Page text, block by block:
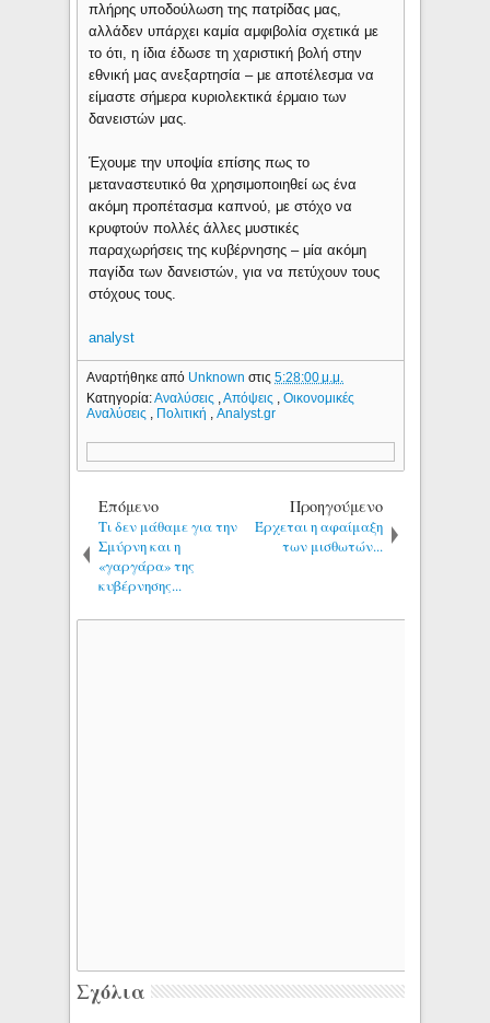
πλήρης υποδούλωση της πατρίδας μας,
αλλάδεν υπάρχει καμία αμφιβολία σχετικά με
το ότι, η ίδια έδωσε τη χαριστική βολή στην
εθνική μας ανεξαρτησία – με αποτέλεσμα να
είμαστε σήμερα κυριολεκτικά έρμαιο των
δανειστών μας.
Έχουμε την υποψία επίσης πως το
μεταναστευτικό θα χρησιμοποιηθεί ως ένα
ακόμη προπέτασμα καπνού, με στόχο να
κρυφτούν πολλές άλλες μυστικές
παραχωρήσεις της κυβέρνησης – μία ακόμη
παγίδα των δανειστών, για να πετύχουν τους
στόχους τους.
analyst
Αναρτήθηκε από Unknownστις5:28:00 μ.μ.
Κατηγορία:Αναλύσεις ,Απόψεις ,Οικονομικές
Αναλύσεις , Πολιτική ,Analyst.gr
Επόμενο
Τι δεν μάθαμε για την
Σμύρνη και η
«γαργάρα» της
κυβέρνησης...
Προηγούμενο
Έρχεται η αφαίμαξη
των μισθωτών...
Σχόλια